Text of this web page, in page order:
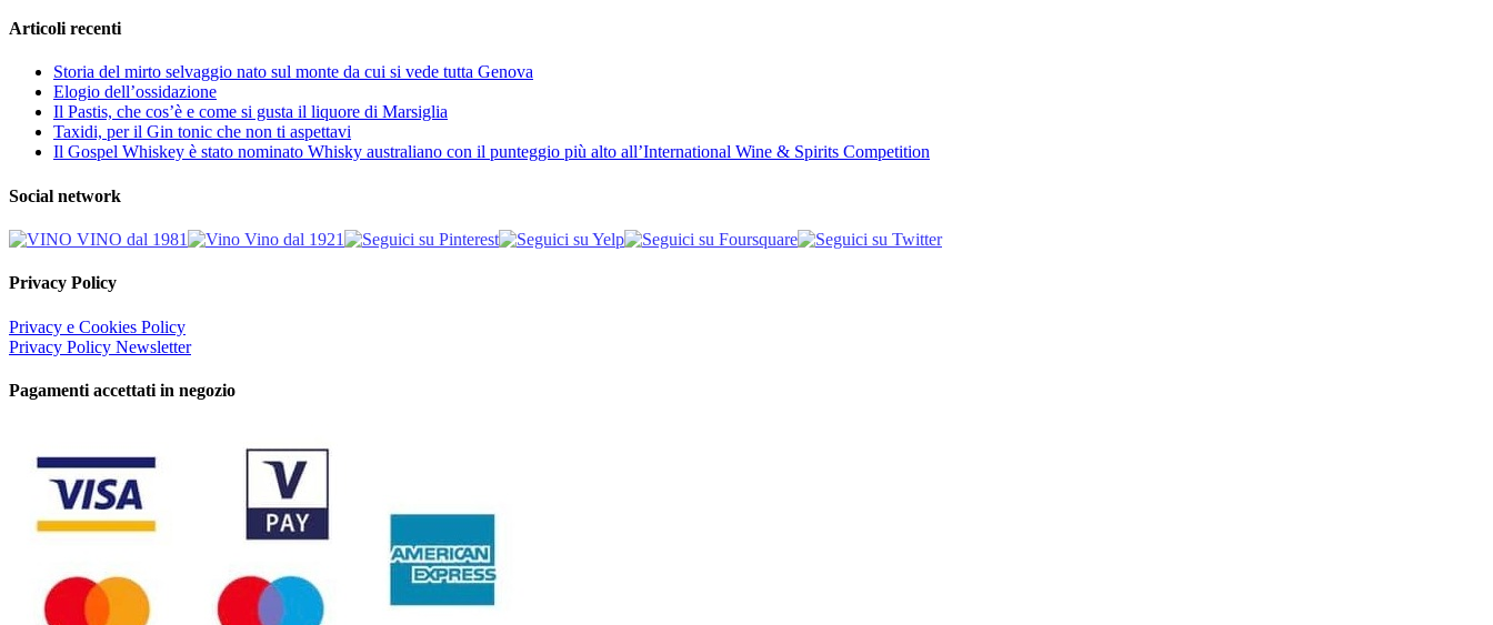
Articoli recenti
Storia del mirto selvaggio nato sul monte da cui si vede tutta Genova
Elogio dell’ossidazione
Il Pastis, che cos’è e come si gusta il liquore di Marsiglia
Taxidi, per il Gin tonic che non ti aspettavi
Il Gospel Whiskey è stato nominato Whisky australiano con il punteggio più alto all’International Wine & Spirits Competition
Social network
Privacy Policy
Privacy e Cookies Policy
Privacy Policy Newsletter
Pagamenti accettati in negozio